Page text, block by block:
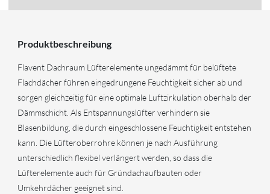
Produktbeschreibung
Flavent Dachraum Lüfterelemente ungedämmt für belüftete
Flachdächer führen eingedrungene Feuchtigkeit sicher ab und
sorgen gleichzeitig für eine optimale Luftzirkulation oberhalb der
Dämmschicht. Als Entspannungslüfter verhindern sie
Blasenbildung, die durch eingeschlossene Feuchtigkeit entstehen
kann. Die Lüfteroberrohre können je nach Ausführung
unterschiedlich flexibel verlängert werden, so dass die
Lüfterelemente auch für Gründachaufbauten oder
Umkehrdächer geeignet sind.